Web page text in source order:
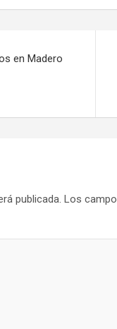
en Madero
publicada. Los